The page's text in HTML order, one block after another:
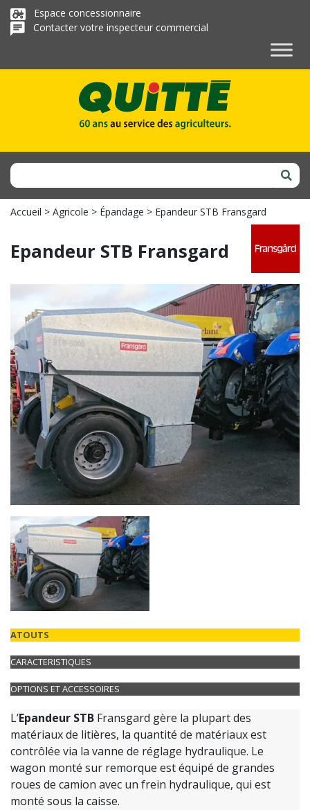
Espace concessionnaire
Contacter votre inspecteur commercial
Accueil > Agricole > Épandage > Epandeur STB Fransgard
Epandeur STB Fransgard
ATOUTS
CARACTERISTIQUES
OPTIONS ET ACCESSOIRES
L’Epandeur STB Fransgard gère la plupart des
matériaux de litières, la quantité de matériaux est
contrôlée via la vanne de réglage hydraulique. Le
wagon monté sur remorque est équipé de grandes
roues de camion avec un frein hydraulique, qui est
monté sous la caisse.